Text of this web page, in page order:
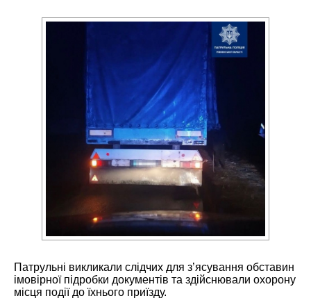
Патрульні викликали слідчих для з’ясування обставин
імовірної підробки документів та здійснювали охорону
місця події до їхнього приїзду.